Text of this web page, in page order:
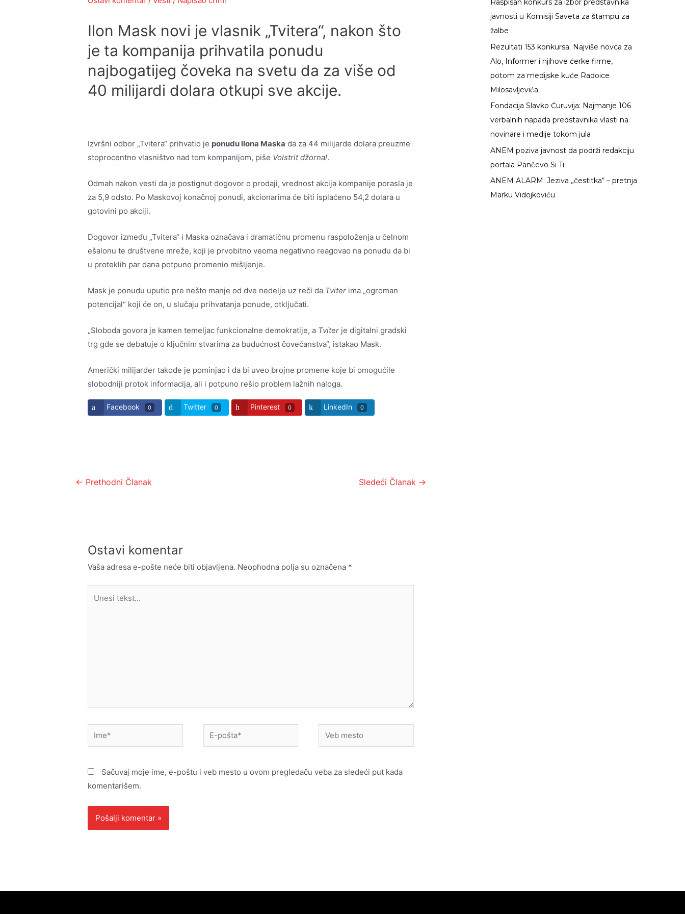
Ilon Mask novi je vlasnik „Tvitera“, nakon što
je ta kompanija prihvatila ponudu
najbogatijeg čoveka na svetu da za više od
40 milijardi dolara otkupi sve akcije.
Izvršni odbor „Tvitera“ prihvatio je ponudu Ilona Maska da za 44 milijarde dolara preuzme
stoprocentno vlasništvo nad tom kompanijom, piše Volstrit džornal.
Odmah nakon vesti da je postignut dogovor o prodaji, vrednost akcija kompanije porasla je
za 5,9 odsto. Po Maskovoj konačnoj ponudi, akcionarima će biti isplaćeno 54,2 dolara u
gotovini po akciji.
Dogovor između „Tvitera“ i Maska označava i dramatičnu promenu raspoloženja u čelnom
ešalonu te društvene mreže, koji je prvobitno veoma negativno reagovao na ponudu da bi
u proteklih par dana potpuno promenio mišljenje.
Mask je ponudu uputio pre nešto manje od dve nedelje uz reči da Tviter ima „ogroman
potencijal“ koji će on, u slučaju prihvatanja ponude, otključati.
„Sloboda govora je kamen temeljac funkcionalne demokratije, a Tviter je digitalni gradski
trg gde se debatuje o ključnim stvarima za budućnost čovečanstva“, istakao Mask.
Američki milijarder takođe je pominjao i da bi uveo brojne promene koje bi omogućile
slobodniji protok informacija, ali i potpuno rešio problem lažnih naloga.
Facebook 0 Twitter 0 Pinterest 0 LinkedIn 0
Kretanje
← Prethodni Članak Sledeći Članak →
Ostavi komentar
Vaša adresa e-pošte neće biti objavljena. Neophodna polja su označena *
Ime*
E-
pošta*
Veb
mesto
Sačuvaj moje ime, e-poštu i veb mesto u ovom pregledaču veba za sledeći put kada
komentarišem.
g
a
z
a
:
Raspisan konkurs za izbor predstavnika
javnosti u Komisiji Saveta za štampu za
žalbe
Rezultati 153 konkursa: Najviše novca za
Alo, Informer i njihove ćerke firme,
potom za medijske kuće Radoice
Milosavljevića
Fondacija Slavko Ćuruvija: Najmanje 106
verbalnih napada predstavnika vlasti na
novinare i medije tokom jula
ANEM poziva javnost da podrži redakciju
portala Pančevo Si Ti
ANEM ALARM: Jeziva „čestitka“ – pretnja
Marku Vidojkoviću